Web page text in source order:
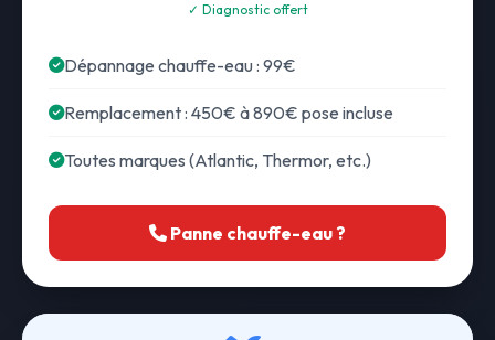
✓ Diagnostic offert
Dépannage chauffe-eau : 99€
Remplacement : 450€ à 890€ pose incluse
Toutes marques (Atlantic, Thermor, etc.)
Panne chauffe-eau ?